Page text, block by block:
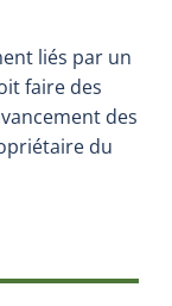
liés par un
faire des
des
du